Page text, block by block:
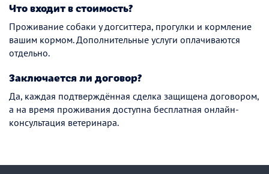
Что входит в стоимость?
Проживание собаки у догситтера, прогулки и кормление
вашим кормом. Дополнительные услуги оплачиваются
отдельно.
Заключается ли договор?
Да, каждая подтверждённая сделка защищена договором,
а на время проживания доступна бесплатная онлайн-
консультация ветеринара.